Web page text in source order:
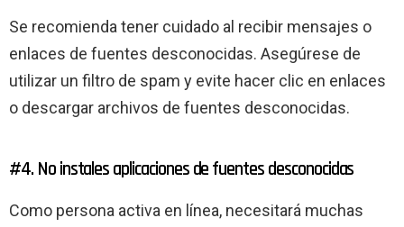
Se recomienda tener cuidado al recibir mensajes o
enlaces de fuentes desconocidas. Asegúrese de
utilizar un filtro de spam y evite hacer clic en enlaces
o descargar archivos de fuentes desconocidas.
#4. No instales aplicaciones de fuentes desconocidas
Como persona activa en línea, necesitará muchas